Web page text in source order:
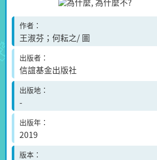
作者
王淑芬；何耘之/ 圖
出版者
信誼基金出版社
出版地
-
出版年
2019
版本